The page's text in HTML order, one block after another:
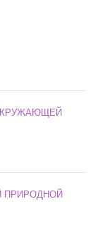
ПРИРОДНОЙ